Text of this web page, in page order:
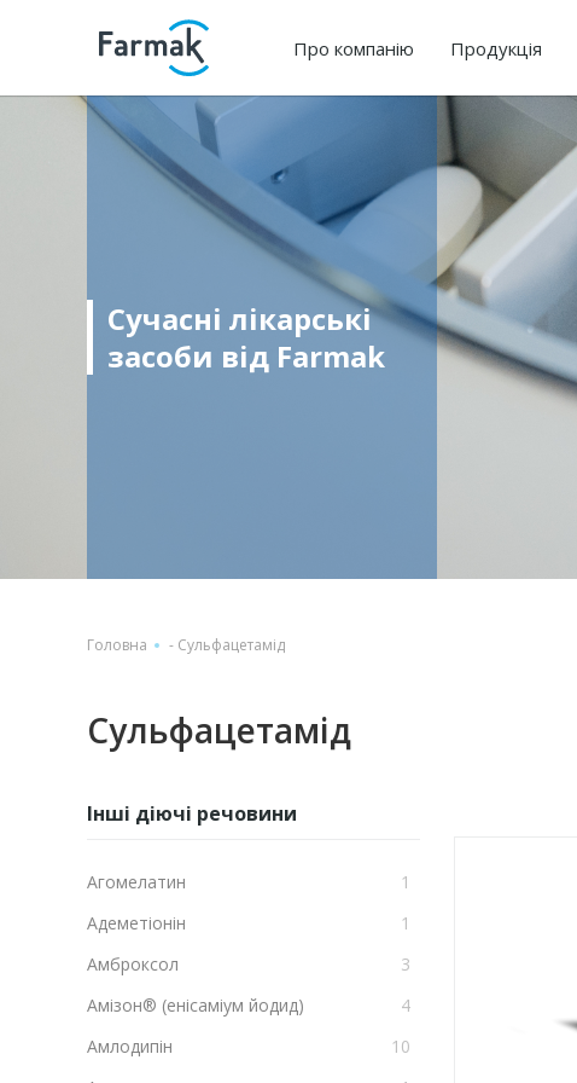
Про компанію Продукція
Сучасні лікарські
засоби від Farmak
Головна - Сульфацетамід
Сульфацетамід
Інші діючі речовини
Агомелатин
1
Адеметіонін
1
Амброксол
3
Амізон® (енісаміум йодид)
4
Амлодипін
10